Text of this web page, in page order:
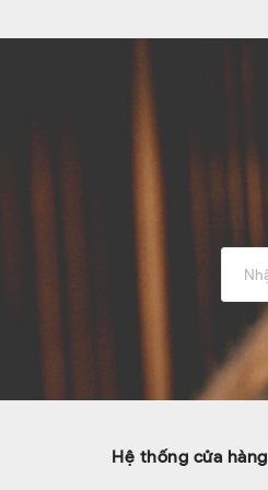
Hệ thống cửa hàng